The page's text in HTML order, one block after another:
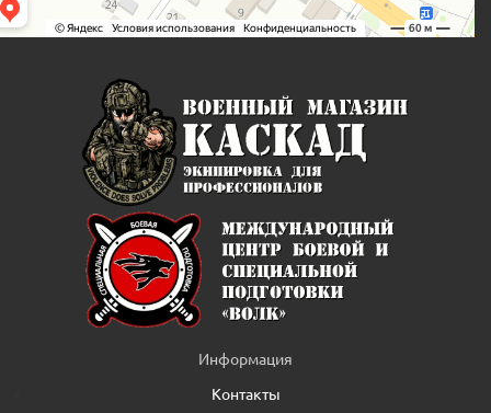
Информация
Контакты